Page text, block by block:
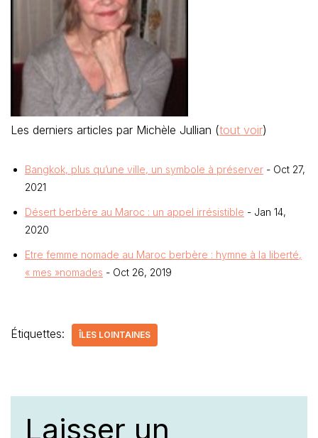
Les derniers articles par Michèle Jullian (tout voir)
Bangkok, plus qu’une ville, un symbole à préserver - Oct 27,
2021
Désert berbère au Maroc : un appel irrésistible - Jan 14,
2020
Etre femme nomade au Maroc berbère : hymne à la liberté,
« mes »nomades - Oct 26, 2019
Étiquettes: ÎLES LOINTAINES
Laisser un